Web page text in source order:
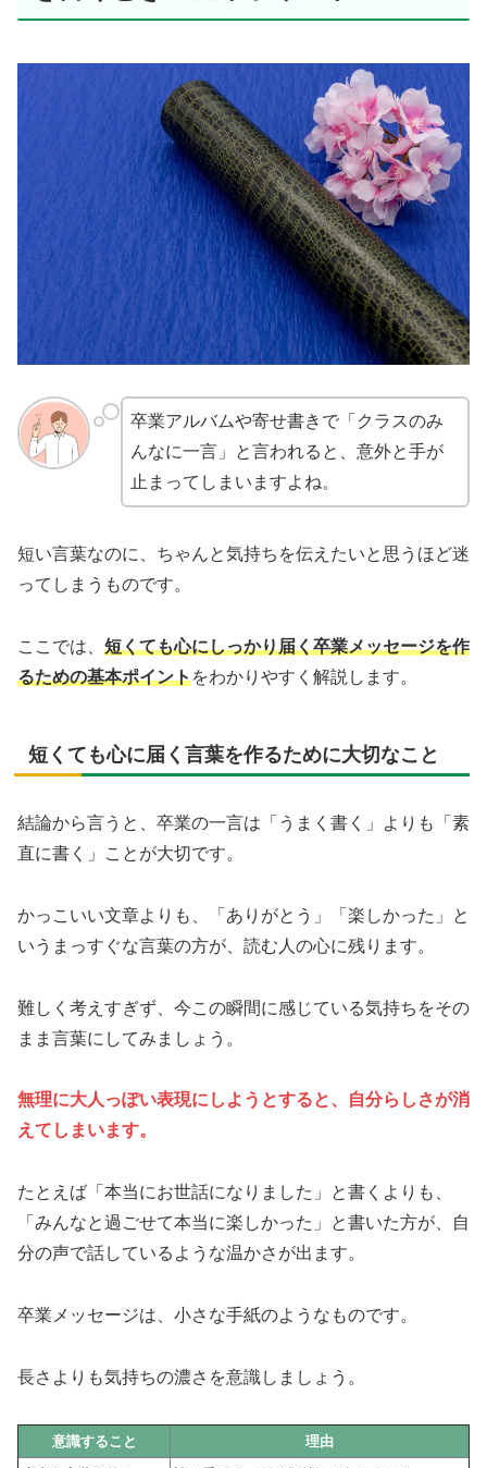
卒業アルバムや寄せ書きで「クラスのみ
んなに一言」と言われると、意外と手が
止まってしまいますよね。
短い言葉なのに、ちゃんと気持ちを伝えたいと思うほど迷
ってしまうものです。
ここでは、 短くても心にしっかり届く卒業メッセージを作
るための基本ポイントをわかりやすく解説します。
短くても心に届く言葉を作るために大切なこと
結論から言うと、卒業の一言は「うまく書く」よりも「素
直に書く」ことが大切です。
かっこいい文章よりも、「ありがとう」「楽しかった」と
いうまっすぐな言葉の方が、読む人の心に残ります。
難しく考えすぎず、今この瞬間に感じている気持ちをその
まま言葉にしてみましょう。
無理に大人っぽい表現にしようとすると、自分らしさが消
えてしまいます。
たとえば「本当にお世話になりました」と書くよりも、
「みんなと過ごせて本当に楽しかった」と書いた方が、自
分の声で話しているような温かさが出ます。
卒業メッセージは、小さな手紙のようなものです。
長さよりも気持ちの濃さを意識しましょう。
意識すること
理由